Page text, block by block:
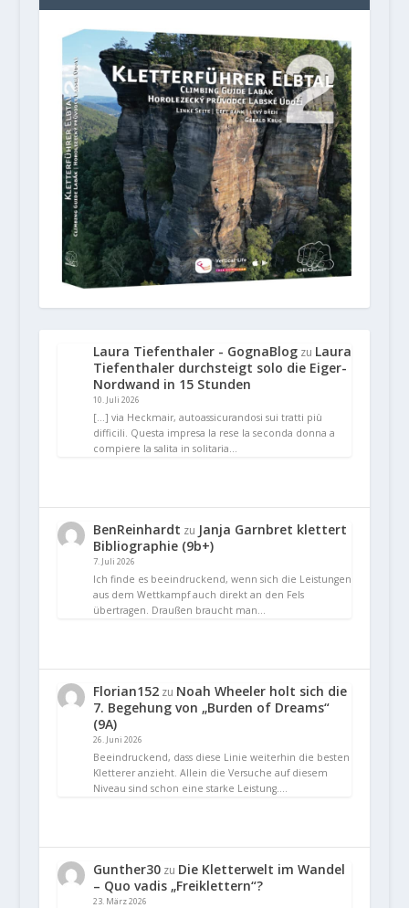
Laura Tiefenthaler - GognaBlogzu Laura
Tiefenthaler durchsteigt solo die Eiger-
Nordwand in 15 Stunden
10. Juli 2026
[…] via Heckmair, autoassicurandosi sui tratti più
difficili. Questa impresa la rese la seconda donna a
compiere la salita in solitaria…
BenReinhardt zu Janja Garnbret klettert
Bibliographie (9b+)
7. Juli 2026
Ich finde es beeindruckend, wenn sich die Leistungen
aus dem Wettkampf auch direkt an den Fels
übertragen. Draußen braucht man…
Florian152zu Noah Wheeler holt sich die
7. Begehung von „Burden of Dreams“
(9A)
26. Juni 2026
Beeindruckend, dass diese Linie weiterhin die besten
Kletterer anzieht. Allein die Versuche auf diesem
Niveau sind schon eine starke Leistung.…
Gunther30zu Die Kletterwelt im Wandel
– Quo vadis „Freiklettern“?
23. März 2026